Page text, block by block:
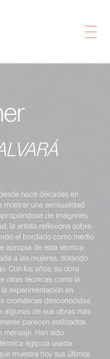
hace décadas en
mostrar una sensualidad
de imágenes
la artista reflexiona sobre
el bordado como medio
apropia de esta técnica
a las mujeres, dotando
Con los años, su obra
otras técnicas como la
experimentación en
cromáticas desconocidas
algunas de sus obras más
parecen estilizados
mensaje. Han sido
egipcia usada
muestra hoy sus últimos